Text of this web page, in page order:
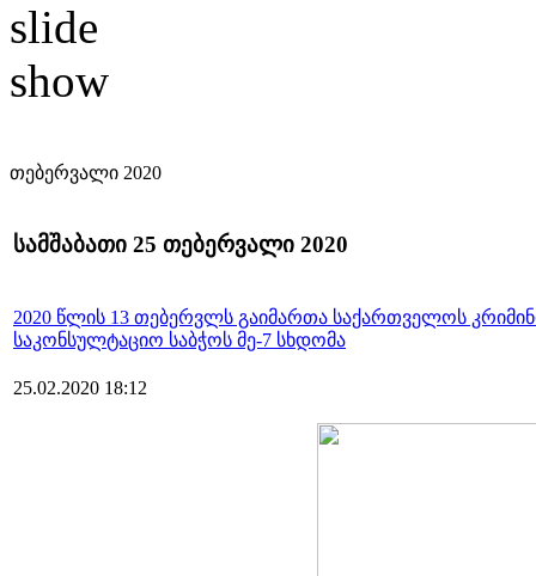
თებერვალი 2020
სამშაბათი 25 თებერვალი 2020
2020 წლის 13 თებერვლს გაიმართა საქართველოს
საკონსულტაციო საბჭოს მე-7 სხდომა
25.02.2020 18:12